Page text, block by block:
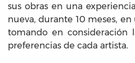
sus obras en una
nueva, durante 10 meses,
tomando en consideración
preferencias de cada artista.